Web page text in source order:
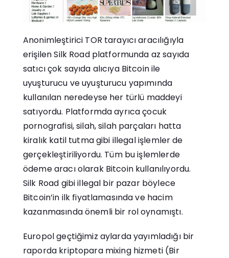
Anonimleştirici TOR tarayıcı aracılığıyla
erişilen Silk Road platformunda az sayıda
satıcı çok sayıda alıcıya Bitcoin ile
uyuşturucu ve uyuşturucu yapımında
kullanılan neredeyse her türlü maddeyi
satıyordu. Platformda ayrıca çocuk
pornografisi, silah, silah parçaları hatta
kiralık katil tutma gibi illegal işlemler de
gerçekleştiriliyordu. Tüm bu işlemlerde
ödeme aracı olarak Bitcoin kullanılıyordu.
Silk Road gibi illegal bir pazar böylece
Bitcoin’in ilk fiyatlamasında ve hacim
kazanmasında önemli bir rol oynamıştı.
Europol geçtiğimiz aylarda yayımladığı bir
raporda kriptopara mixing hizmeti (Bir